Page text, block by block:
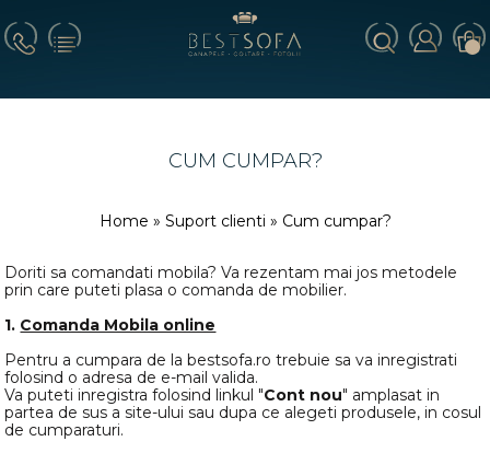
CUM CUMPAR?
Home » Suport clienti » Cum cumpar?
Doriti sa comandati mobila? Va rezentam mai jos metodele
prin care puteti plasa o comanda de mobilier.
1. Comanda Mobila online
Pentru a cumpara de la bestsofa.ro trebuie sa va inregistrati
folosind o adresa de e-mail valida.
Va puteti inregistra folosind linkul "Cont nou" amplasat in
partea de sus a site-ului sau dupa ce alegeti produsele, in cosul
de cumparaturi.